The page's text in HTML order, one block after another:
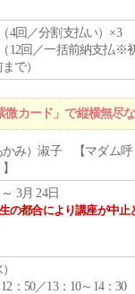
4回／分割支払い）×3
12回／一括前納支払※
で）
カード」で縦横無尽
かみ）淑子 【マダム呼
3月 24日
の都合により講座が中止
：50／13：10～14：30